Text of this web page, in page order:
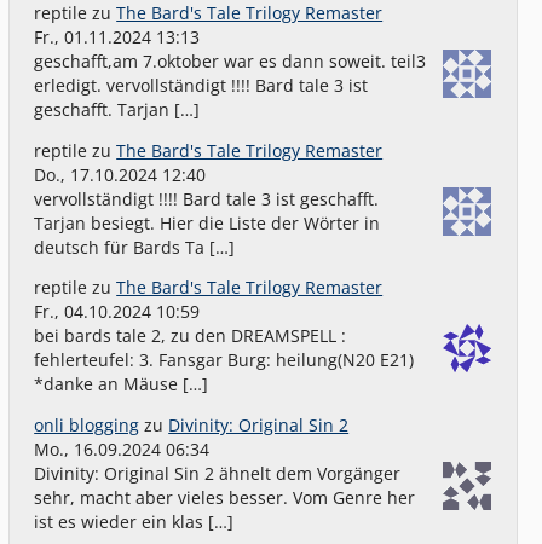
reptile zuThe Bard's Tale Trilogy Remaster
Fr., 01.11.2024 13:13
geschafft,am 7.oktober war es dann soweit. teil3
erledigt. vervollständigt !!!! Bard tale 3 ist
geschafft. Tarjan […]
reptile zuThe Bard's Tale Trilogy Remaster
Do., 17.10.2024 12:40
vervollständigt !!!! Bard tale 3 ist geschafft.
Tarjan besiegt. Hier die Liste der Wörter in
deutsch für Bards Ta […]
reptile zuThe Bard's Tale Trilogy Remaster
Fr., 04.10.2024 10:59
bei bards tale 2, zu den DREAMSPELL :
fehlerteufel: 3. Fansgar Burg: heilung(N20 E21)
*danke an Mäuse […]
onli blogging zu Divinity: Original Sin 2
Mo., 16.09.2024 06:34
Divinity: Original Sin 2 ähnelt dem Vorgänger
sehr, macht aber vieles besser. Vom Genre her
ist es wieder ein klas […]